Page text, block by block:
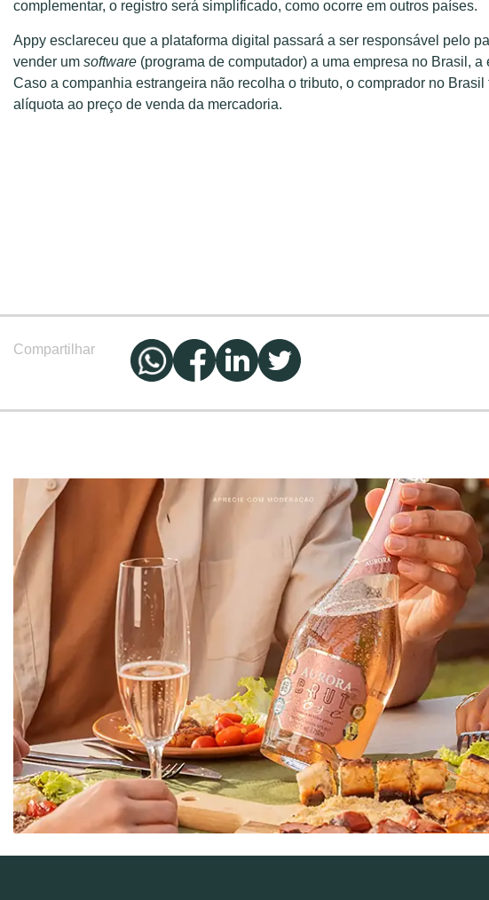
complementar, o registro será simplificado, como ocorre em outros países.
Appy esclareceu que a plataforma digital passará a ser responsável pelo
vender um software (programa de computador) a uma empresa no Brasil,
Caso a companhia estrangeira não recolha o tributo, o comprador no
alíquota ao preço de venda da mercadoria.
Compartilhar